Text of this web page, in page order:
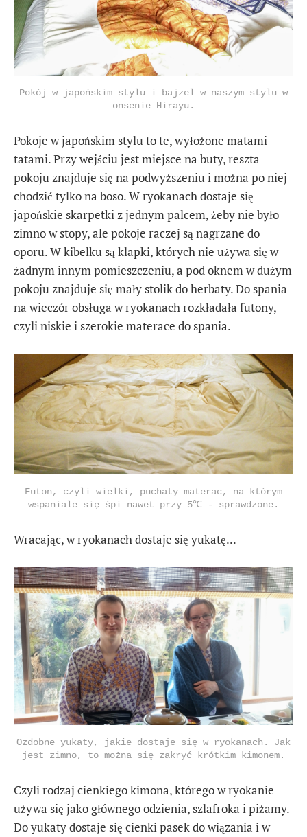
Pokój w japońskim stylu i bajzel w naszym stylu w
onsenie Hirayu.
Pokoje w japońskim stylu to te, wyłożone matami
tatami. Przy wejściu jest miejsce na buty, reszta
pokoju znajduje się na podwyższeniu i można po niej
chodzić tylko na boso. W ryokanach dostaje się
japońskie skarpetki z jednym palcem, żeby nie było
zimno w stopy, ale pokoje raczej są nagrzane do
oporu. W kibelku są klapki, których nie używa się w
żadnym innym pomieszczeniu, a pod oknem w dużym
pokoju znajduje się mały stolik do herbaty. Do spania
na wieczór obsługa w ryokanach rozkładała futony,
czyli niskie i szerokie materace do spania.
Futon, czyli wielki, puchaty materac, na którym
wspaniale się śpi nawet przy 5℃ - sprawdzone.
Wracając, w ryokanach dostaje się yukatę...
Ozdobne yukaty, jakie dostaje się w ryokanach. Jak
jest zimno, to można się zakryć krótkim kimonem.
Czyli rodzaj cienkiego kimona, którego w ryokanie
używa się jako głównego odzienia, szlafroka i piżamy.
Do yukaty dostaje się cienki pasek do wiązania i w